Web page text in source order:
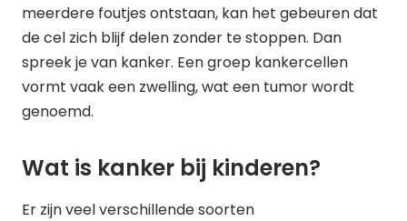
meerdere foutjes ontstaan, kan het gebeuren dat
de cel zich blijf delen zonder te stoppen. Dan
spreek je van kanker. Een groep kankercellen
vormt vaak een zwelling, wat een tumor wordt
genoemd.
Wat is kanker bij kinderen?
Er zijn veel verschillende soorten